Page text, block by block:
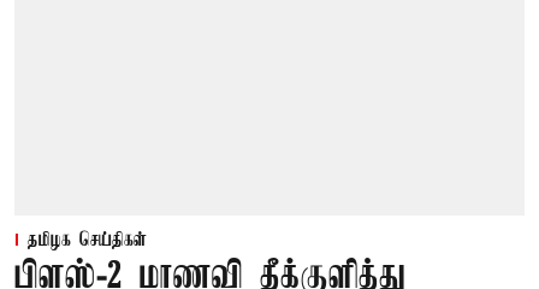
தமிழக செய்திகள்
பிளஸ்-2 மாணவி தீக்குளித்து